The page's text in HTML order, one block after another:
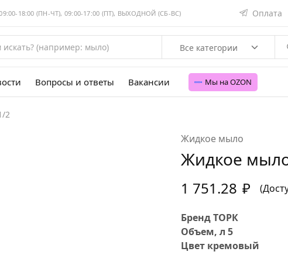
18:00 (ПН-ЧТ), 09:00-17:00 (ПТ), ВЫХОДНОЙ (СБ-ВС) Оплата
Все категории
Вопросы и ответы Вакансии Мы на OZON
2
Жидкое мыло
Жидкое
1 751.28 ₽
Бренд ТОРК
Объем, л 5
Цвет кремовый